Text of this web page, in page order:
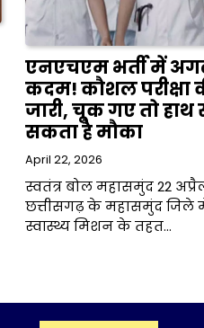
एनएचएम भर्ती में
कदम! कौशल परीक्षा
जारी, चूक गए तो
सकता है मौका
April 22, 2026
स्वतंत्र बोल महासमुंद 22
छत्तीसगढ़ के महासमुंद जिले में
स्वास्थ्य मिशन के तहत…